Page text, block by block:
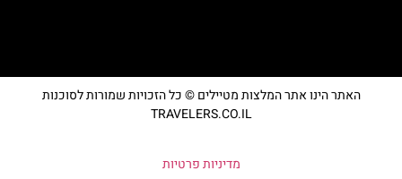
האתר הינו אתר המלצות מטיילים © כל הזכויות שמורות לסוכנות
TRAVELERS.CO.IL
מדיניות פרטיות